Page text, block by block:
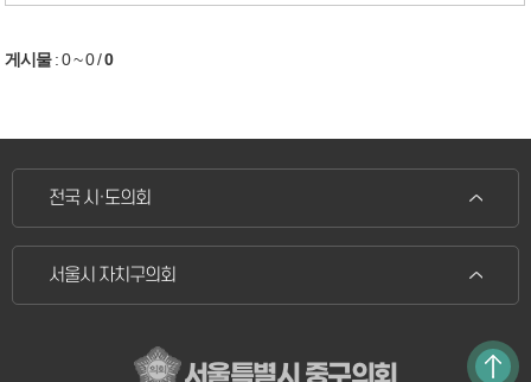
게시물:0 ~ 0/0
전국 시·도의회
서울시 자치구의회
서울특별시 중구의회